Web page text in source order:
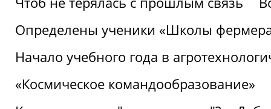
Определены ученики «Школы
Начало учебного года в
«Космическое командообразование»